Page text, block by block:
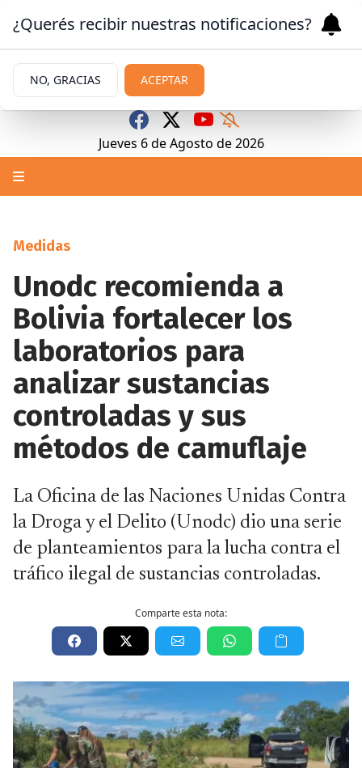
Jueves 6 de Agosto de 2026
Medidas
Unodc recomienda a
Bolivia fortalecer los
laboratorios para
analizar sustancias
controladas y sus
métodos de camuflaje
La Oficina de las Naciones Unidas Contra
la Droga y el Delito (Unodc) dio una serie
de planteamientos para la lucha contra el
tráfico ilegal de sustancias controladas.
Comparte esta nota:
¿Querés recibir nuestras notificaciones?
NO, GRACIAS ACEPTAR